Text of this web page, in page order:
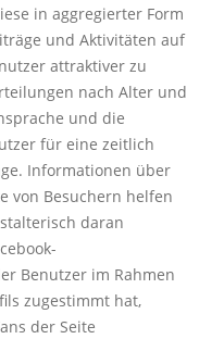
in aggregierter Form
und Aktivitäten auf
attraktiver zu
nach Alter und
und die
für eine zeitlich
Informationen über
von Besuchern helfen
daran
Benutzer im Rahmen
zugestimmt hat,
der Seite